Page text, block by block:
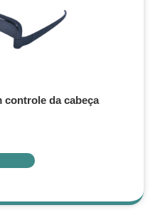
controle da cabeça